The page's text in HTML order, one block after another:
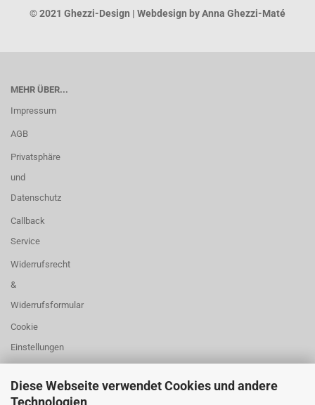
Diese Webseite verwendet Cookies und andere
Technologien
© 2021 Ghezzi-Design | Webdesign by Anna Ghezzi-Maté
MEHR ÜBER...
Impressum
AGB
Privatsphäre
und
Datenschutz
Callback
Service
Widerrufsrecht
&
Widerrufsformular
Cookie
Einstellungen
Über uns